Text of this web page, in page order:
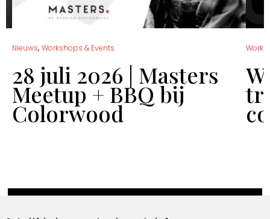
Nieuws, Workshops & Events
28 juli 2026 | Masters
Meetup + BBQ bij
Colorwood